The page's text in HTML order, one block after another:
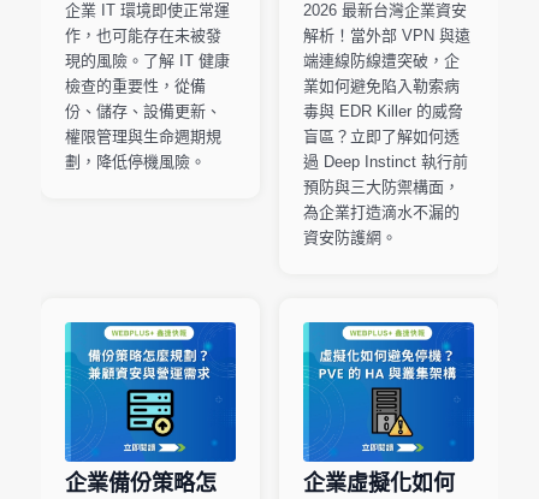
企業 IT 環境即使正常運
作，也可能存在未被發
現的風險。了解 IT 健康
檢查的重要性，從備
份、儲存、設備更新、
權限管理與生命週期規
劃，降低停機風險。
2026 最新台灣企業資安
解析！當外部 VPN 與遠
端連線防線遭突破，企
業如何避免陷入勒索病
毒與 EDR Killer 的威脅
盲區？立即了解如何透
過 Deep Instinct 執行前
預防與三大防禦構面，
為企業打造滴水不漏的
資安防護網。
企業備份策略怎
企業虛擬化如何